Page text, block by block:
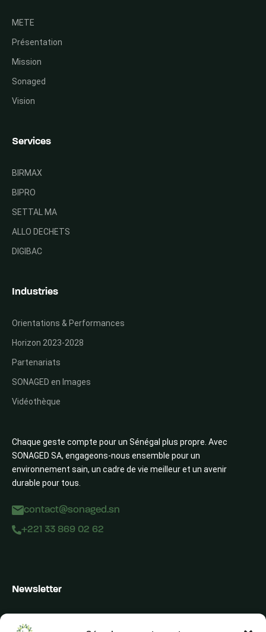
Chaque geste compte pour un Sénégal plus propre. Avec
SONAGED SA, engageons-nous ensemble pour un
environnement sain, un cadre de vie meilleur et un avenir
durable pour tous.
contact@sonaged.sn
+221 33 869 02 62
METE
Présentation
Mission
Sonaged
Vision
Services
BIRMAX
BIPRO
SETTAL MA
ALLO DECHETS
DIGIBAC
Industries
Orientations & Performances
Horizon 2023-2028
Partenariats
SONAGED en Images
Vidéothèque
Newsletter